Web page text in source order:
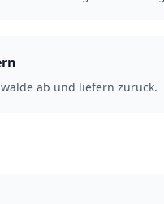
ab und liefern zurück.